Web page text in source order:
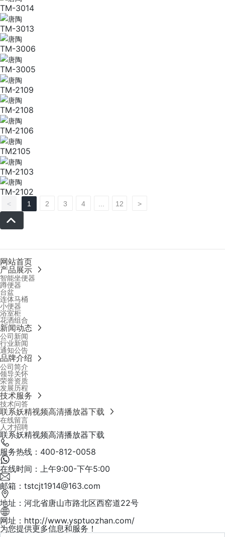
TM-3014
TM-3013
TM-3006
TM-3005
TM-2109
TM-2108
TM-2106
TM2105
TM-2103
TM-2102
< 1 2 3 4 12 >
网站首页
产品展示
智能坐便器
蹲便器
台盆
连体马桶
小便器
浴室柜
花洒组合
新闻动态
公司新闻
行业新闻
通知公告
品牌介绍
公司简介
领导关怀
荣誉资质
发展历程
技术服务
技术问答
联系妖精视频高清播放器下载
在线留言
人才招聘
联系妖精视频高清播放器下载
服务热线：400-812-0058
在线时间：上午9:00-下午5:00
邮箱：tstcjt1914@163.com
地址：河北省唐山市路北区西窑道22号
网址：http://www.ysptuozhan.com/
为您提供更多信息和服务！